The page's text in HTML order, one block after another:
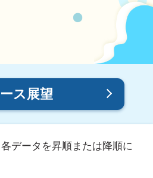
ス展望
データを昇順または降順に